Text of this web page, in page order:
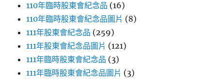
110年臨時股東會紀念品 (16)
110年臨時股東會紀念品圖片 (8)
111年股東會紀念品 (259)
111年股東會紀念品圖片 (121)
111年臨時股東會紀念品 (3)
111年臨時股東會紀念品圖片 (3)